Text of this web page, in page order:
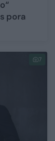
pora
7